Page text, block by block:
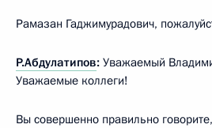
Рамазан Гаджимурадович,
Р.Абдулатипов: Уважаемый
Уважаемые коллеги!
Вы совершенно правильно